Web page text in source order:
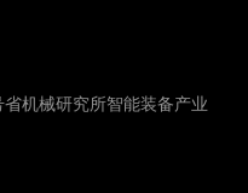
机械研究所智能装备产业